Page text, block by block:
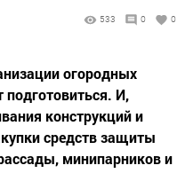
533 0 0
огородных
подготовиться. И,
конструкций и
средств защиты
минипарников и